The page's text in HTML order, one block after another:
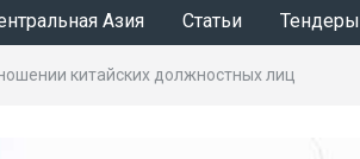
Азия Статьи Тендеры
китайских должностных лиц